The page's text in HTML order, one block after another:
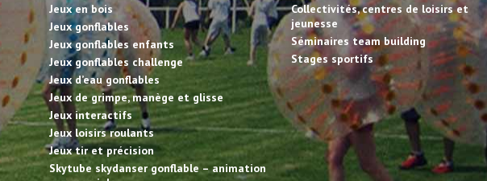
Jeux en bois
Jeux gonflables
Jeux gonflables enfants
Jeux gonflables challenge
Jeux d’eau gonflables
Jeux de grimpe, manège et glisse
Jeux interactifs
Jeux loisirs roulants
Jeux tir et précision
Skytube skydanser gonflable – animation
Collectivités, centres de loisirs et
jeunesse
Séminaires team building
Stages sportifs